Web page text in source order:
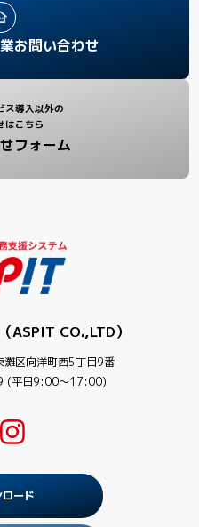
お問い合わせ
ス導入以外の
はこちら
フォーム
ASPIT CO.,LTD）
区向洋町西5丁目9番
(平日9:00〜17:00)
ード